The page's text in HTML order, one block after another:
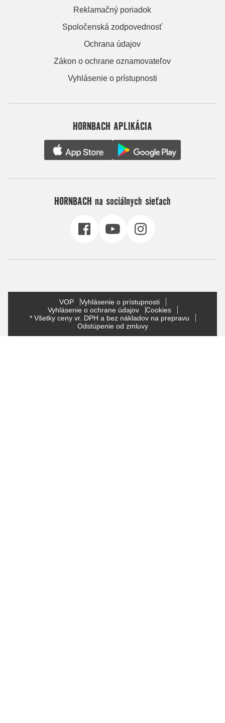
Reklamačný poriadok
Spoločenská zodpovednosť
Ochrana údajov
Zákon o ochrane oznamovateľov
Vyhlásenie o prístupnosti
HORNBACH APLIKÁCIA
HORNBACH na sociálnych sieťach
VOP
Vyhlásenie o prístupnosti
Vyhlásenie o ochrane údajov
Cookies
* Všetky ceny vr. DPH a bez nákladov na prepravu
Odstúpenie od zmluvy